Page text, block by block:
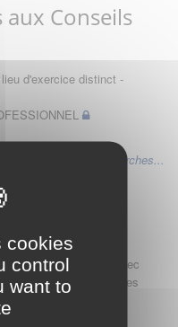
cookies
control
want to
aux Conseils
d'exercice distinct -
Voir les autres démarches...
Conseil
des conventions avec
par les entreprises